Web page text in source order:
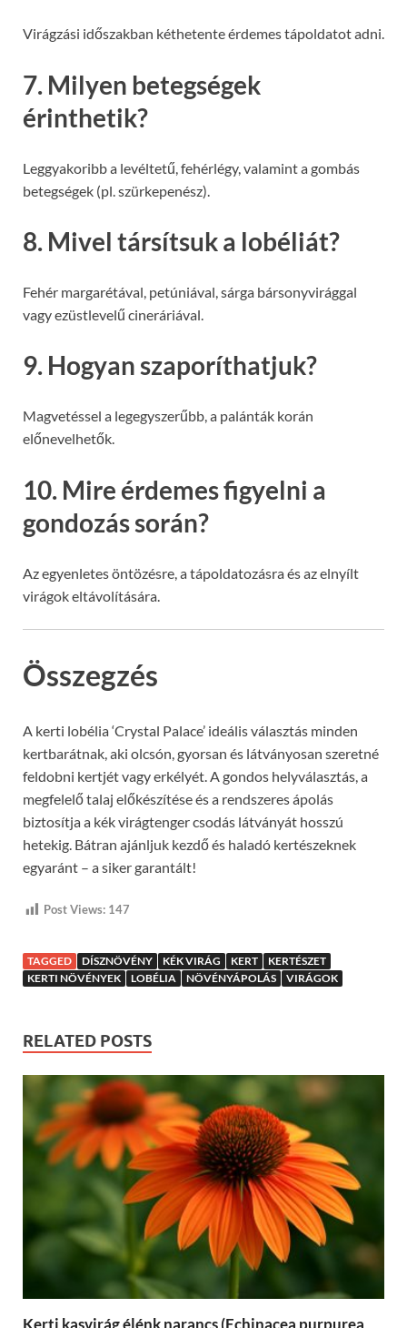
Virágzási időszakban kéthetente érdemes tápoldatot adni.
7. Milyen betegségek
érinthetik?
Leggyakoribb a levéltetű, fehérlégy, valamint a gombás
betegségek (pl. szürkepenész).
8. Mivel társítsuk a lobéliát?
Fehér margarétával, petúniával, sárga bársonyvirággal
vagy ezüstlevelű cineráriával.
9. Hogyan szaporíthatjuk?
Magvetéssel a legegyszerűbb, a palánták korán
előnevelhetők.
10. Mire érdemes figyelni a
gondozás során?
Az egyenletes öntözésre, a tápoldatozásra és az elnyílt
virágok eltávolítására.
Összegzés
A kerti lobélia ‘Crystal Palace’ ideális választás minden
kertbarátnak, aki olcsón, gyorsan és látványosan szeretné
feldobni kertjét vagy erkélyét. A gondos helyválasztás, a
megfelelő talaj előkészítése és a rendszeres ápolás
biztosítja a kék virágtenger csodás látványát hosszú
hetekig. Bátran ajánljuk kezdő és haladó kertészeknek
egyaránt – a siker garantált!
Post Views: 147
TAGGED DÍSZNÖVÉNY KÉK VIRÁG KERT
KERTÉSZET
KERTI NÖVÉNYEK
LOBÉLIA NÖVÉNYÁPOLÁS VIRÁGOK
RELATED POSTS
Kerti kasvirág élénk narancs (Echinacea purpurea